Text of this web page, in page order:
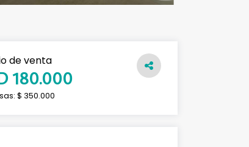
de venta
180.000
$ 350.000